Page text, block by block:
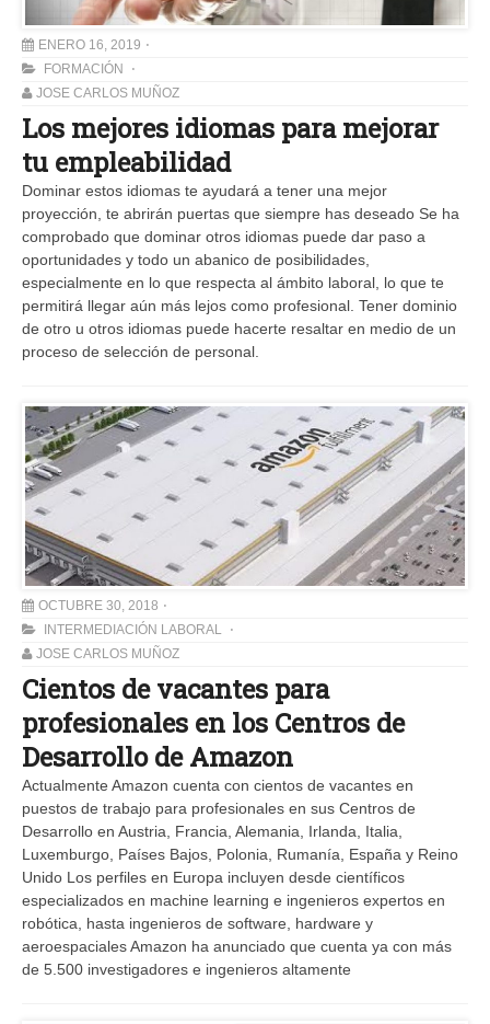
ENERO 16, 2019
FORMACIÓN
JOSE CARLOS MUÑOZ
Los mejores idiomas para mejorar
tu empleabilidad
Dominar estos idiomas te ayudará a tener una mejor
proyección, te abrirán puertas que siempre has deseado Se ha
comprobado que dominar otros idiomas puede dar paso a
oportunidades y todo un abanico de posibilidades,
especialmente en lo que respecta al ámbito laboral, lo que te
permitirá llegar aún más lejos como profesional. Tener dominio
de otro u otros idiomas puede hacerte resaltar en medio de un
proceso de selección de personal.
OCTUBRE 30, 2018
INTERMEDIACIÓN LABORAL
JOSE CARLOS MUÑOZ
Cientos de vacantes para
profesionales en los Centros de
Desarrollo de Amazon
Actualmente Amazon cuenta con cientos de vacantes en
puestos de trabajo para profesionales en sus Centros de
Desarrollo en Austria, Francia, Alemania, Irlanda, Italia,
Luxemburgo, Países Bajos, Polonia, Rumanía, España y Reino
Unido Los perfiles en Europa incluyen desde científicos
especializados en machine learning e ingenieros expertos en
robótica, hasta ingenieros de software, hardware y
aeroespaciales Amazon ha anunciado que cuenta ya con más
de 5.500 investigadores e ingenieros altamente